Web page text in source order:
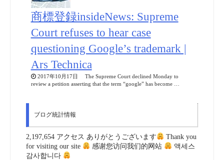
商標登録insideNews: Supreme
Court refuses to hear case
questioning Google’s trademark |
Ars Technica
2017年10月17日 The Supreme Court declined Monday to
review a petition asserting that the term “google” has become …
ブログ統計情報
2,197,654 アクセス ありがとうございます
Thank you
for visiting our site
感谢您访问我们的网站
액세스
감사합니다